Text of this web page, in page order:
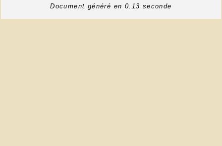
Document généré en 0.13 seconde